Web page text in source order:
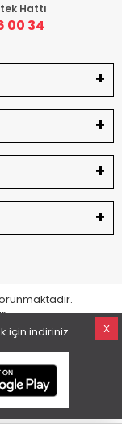
Hattı
00 34
X
için indiriniz...
Çözümleri